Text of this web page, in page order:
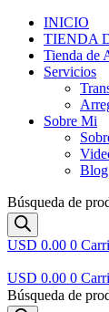
INICIO
TIENDA
Tienda de
Servicios
Sobre Mi
Blog
Búsqueda de
USD 0.00 0
USD 0.00 0
Búsqueda de